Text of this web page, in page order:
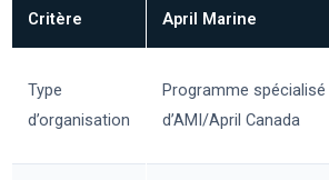
Critère April Marine
Type
d’organisation
Programme spécialisé
d’AMI/April Canada